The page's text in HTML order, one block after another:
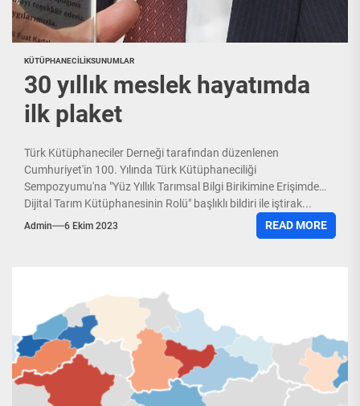
KÜTÜPHANECILIKSUNUMLAR
30 yıllık meslek hayatımda
ilk plaket
Türk Kütüphaneciler Derneği tarafından düzenlenen
Cumhuriyet'in 100. Yılında Türk Kütüphaneciliği
Sempozyumu'na "Yüz Yıllık Tarımsal Bilgi Birikimine Erişimde
Dijital Tarım Kütüphanesinin Rolü" başlıklı bildiri ile iştirak...
Admin 6 Ekim 2023 READ MORE